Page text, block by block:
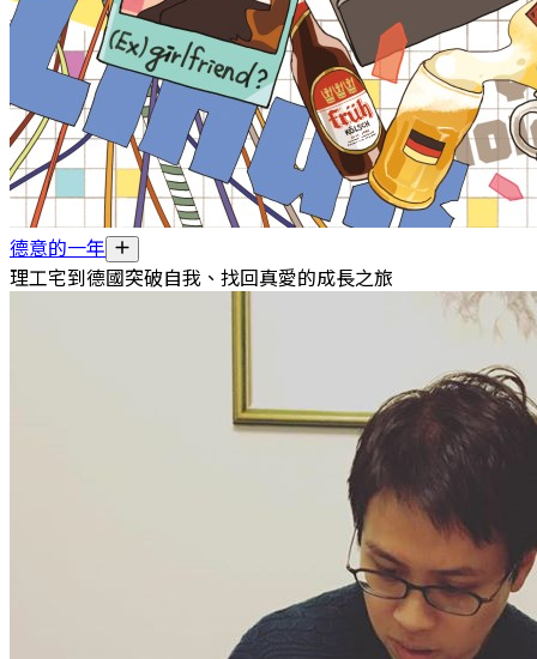
德意的一年
理工宅到德國突破自我、找回真愛的成長之旅